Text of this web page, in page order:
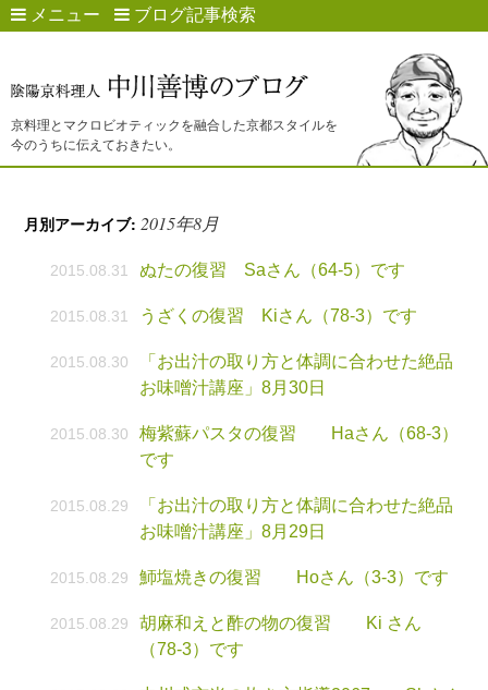
メニュー ブログ記事検索
京料理とマクロビオティックを融合した京都スタイルを
今のうちに伝えておきたい。
月別アーカイブ:2015年8月
2015.08.31 ぬたの復習 Saさん（64-5）です
2015.08.31 うざくの復習 Kiさん（78-3）です
2015.08.30
「お出汁の取り方と体調に合わせた絶品
お味噌汁講座」8月30日
2015.08.30
梅紫蘇パスタの復習 Haさん（68-3）
です
2015.08.29
「お出汁の取り方と体調に合わせた絶品
お味噌汁講座」8月29日
2015.08.29 魳塩焼きの復習 Hoさん（3-3）です
2015.08.29
胡麻和えと酢の物の復習 Ki さん
（78-3）です